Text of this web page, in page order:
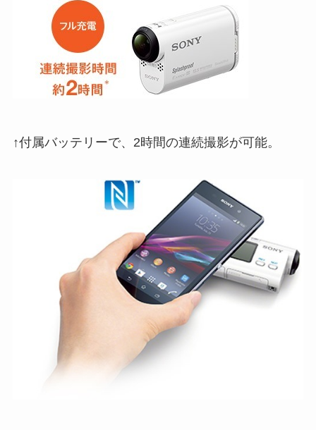
↑付属バッテリーで、2時間の連続撮影が可能。